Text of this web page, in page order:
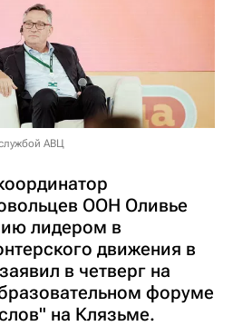
АВЦ
ООН Оливье
лидером в
движения в
в четверг на
форуме
на Клязьме.